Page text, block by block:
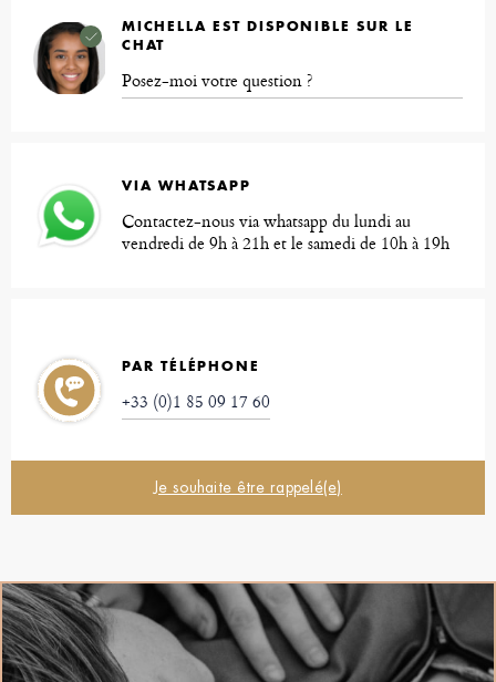
MICHELLA EST DISPONIBLE SUR LE
CHAT
Posez-moi votre question ?
VIA WHATSAPP
Contactez-nous via whatsapp du lundi au
vendredi de 9h à 21h et le samedi de 10h à 19h
PAR TÉLÉPHONE
+33 (0)1 85 09 17 60
Je souhaite être rappelé(e)